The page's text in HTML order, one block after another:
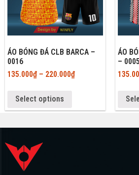
ÁO BÓNG ĐÁ CLB BARCA –
0016
135.000₫– 220.000₫
Select options
ÁO
– 0005